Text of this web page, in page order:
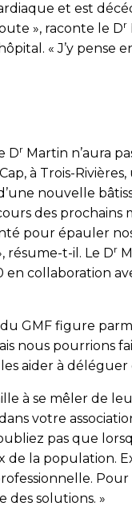
et est
», raconte le Dr
« J’y pense
Dr Martin n’aura
à Trois-
nouvelle
des prochains
pour épauler
résume-t-il. Le Dr
collaboration
GMF figure
nous pourrions
aider à déléguer
à se mêler de
votre
pas que
de la population.
des solutions. »